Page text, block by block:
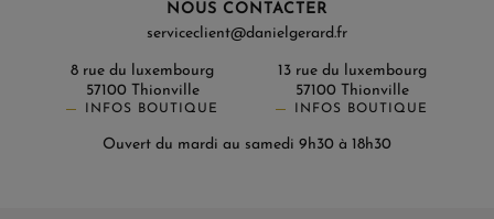
NOUS CONTACTER
serviceclient@danielgerard.fr
8 rue du luxembourg
57100 Thionville
INFOS BOUTIQUE
13 rue du luxembourg
57100 Thionville
INFOS BOUTIQUE
Ouvert du mardi au samedi 9h30 à 18h30